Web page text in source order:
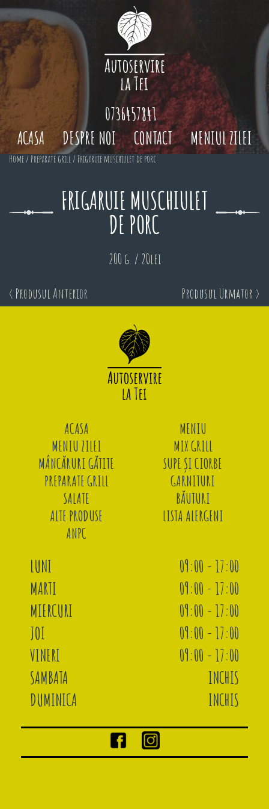
ACASA DESPRE NOI CONTACT MENIUL ZILEI
0736457841
Home / Preparate grill / Frigaruie muschiulet de porc
FRIGARUIE MUSCHIULET
DE PORC
200 g. / 20lei
< Produsul Anterior Produsul Urmator >
ACASA
MENIU
MENIU ZILEI
MIX GRILL
MÂNCĂRURI GĂTITE
SUPE ȘI CIORBE
PREPARATE GRILL
GARNITURI
SALATE
BĂUTURI
ALTE PRODUSE
LISTA ALERGENI
ANPC
LUNI
09:00 - 17:00
MARTI
09:00 - 17:00
MIERCURI
09:00 - 17:00
JOI
09:00 - 17:00
VINERI
09:00 - 17:00
SAMBATA
INCHIS
DUMINICA
INCHIS